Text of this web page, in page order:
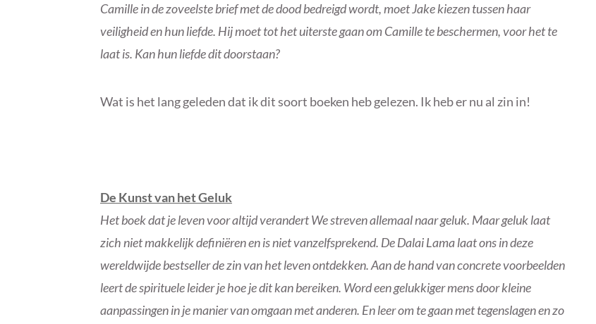
Camille in de zoveelste brief met de dood bedreigd wordt, moet Jake kiezen tussen haar
veiligheid en hun liefde. Hij moet tot het uiterste gaan om Camille te beschermen, voor het te
laat is. Kan hun liefde dit doorstaan?
Wat is het lang geleden dat ik dit soort boeken heb gelezen. Ik heb er nu al zin in!
De Kunst van het Geluk
Het boek dat je leven voor altijd verandert We streven allemaal naar geluk. Maar geluk laat
zich niet makkelijk definiëren en is niet vanzelfsprekend. De Dalai Lama laat ons in deze
wereldwijde bestseller de zin van het leven ontdekken. Aan de hand van concrete voorbeelden
leert de spirituele leider je hoe je dit kan bereiken. Word een gelukkiger mens door kleine
aanpassingen in je manier van omgaan met anderen. En leer om te gaan met tegenslagen en zo